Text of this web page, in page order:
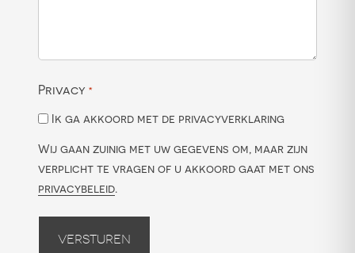
Privacy *
Ik ga akkoord met de privacyverklaring
Wij gaan zuinig met uw gegevens om, maar zijn
verplicht te vragen of u akkoord gaat met ons
privacybeleid.
Versturen